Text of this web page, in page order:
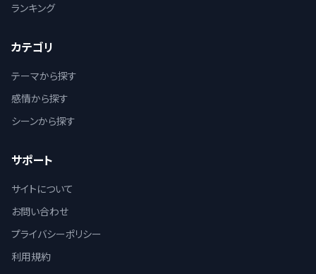
ランキング
カテゴリ
テーマから探す
感情から探す
シーンから探す
サポート
サイトについて
お問い合わせ
プライバシーポリシー
利用規約